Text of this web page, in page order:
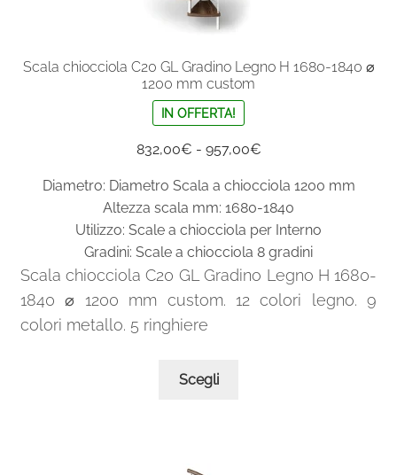
Scala chiocciola C20 GL Gradino Legno H 1680-1840 ⌀
1200 mm custom
IN OFFERTA!
832,00€ - 957,00€Fascia
prezzo:
da
832,00€
a
957,00€
Diametro: Diametro Scala a chiocciola 1200 mm
Altezza scala mm: 1680-1840
Utilizzo: Scale a chiocciola per Interno
Gradini: Scale a chiocciola 8 gradini
Scala chiocciola C20 GL Gradino Legno H 1680-
1840 ⌀ 1200 mm custom. 12 colori legno. 9
colori metallo. 5 ringhiere
Scegli